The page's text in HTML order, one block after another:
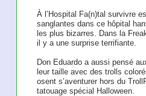
À l’Hospital Fa(n)tal survivre
sanglantes dans ce hôpital
les plus bizarres. Dans la
il y a une surprise terrifiante.
Don Eduardo a aussi pensé
leur taille avec des trolls
osent s’aventurer hors du
tatouage spécial Halloween.